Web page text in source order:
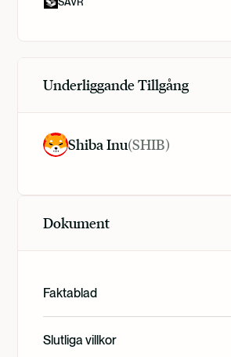
Underliggande Tillgång
Shiba Inu(SHIB)
Dokument
Faktablad
English
Slutliga villkor